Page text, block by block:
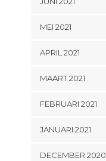
MEI 2021
APRIL 2021
MAART 2021
FEBRUARI 2021
JANUARI 2021
DECEMBER 2020